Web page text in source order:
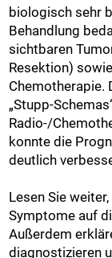
biologisch sehr
Behandlung
sichtbaren
Resektion)
Chemotherapie.
„Stupp-
Radio-/
konnte die
deutlich
Lesen Sie
Symptome auf
Außerdem
diagnostizieren